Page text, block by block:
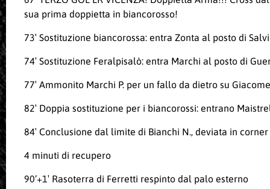
sua prima doppietta in biancorosso!
73′ Sostituzione biancorossa: entra Zonta al posto di Salvi
74′ Sostituzione Feralpisalò: entra Marchi al posto di
77′ Ammonito Marchi P. per un fallo da dietro su
82′ Doppia sostituzione per i biancorossi: entrano
84′ Conclusione dal limite di Bianchi N., deviata in corner
4 minuti di recupero
90’+1′ Rasoterra di Ferretti respinto dal palo esterno